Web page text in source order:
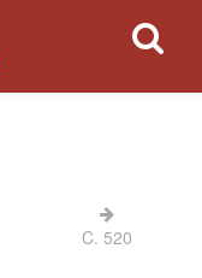
C. 520